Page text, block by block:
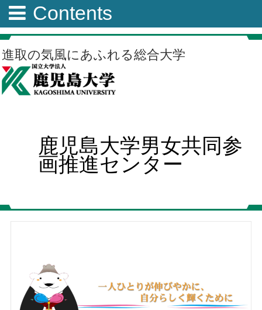
進取の気風にあふれる総合大学
鹿児島大学男女共同参
画推進センター
Contents